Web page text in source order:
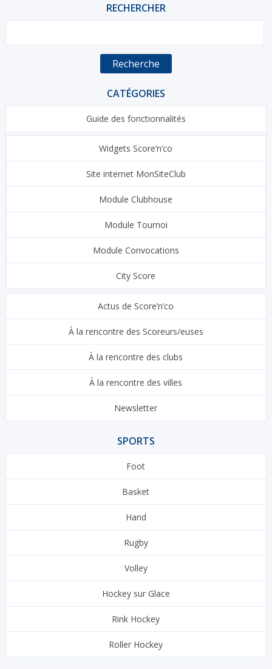
RECHERCHER
Recherche
CATÉGORIES
Guide des fonctionnalités
Widgets Score’n’co
Site internet MonSiteClub
Module Clubhouse
Module Tournoi
Module Convocations
City Score
Actus de Score’n’co
À la rencontre des Scoreurs/euses
À la rencontre des clubs
À la rencontre des villes
Newsletter
SPORTS
Foot
Basket
Hand
Rugby
Volley
Hockey sur Glace
Rink Hockey
Roller Hockey